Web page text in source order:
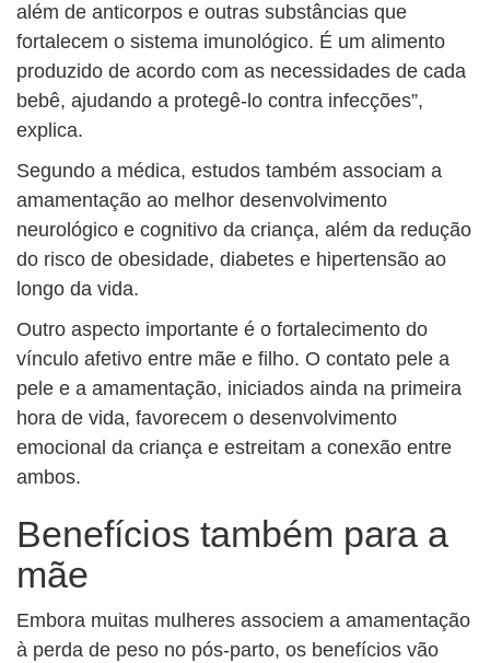
além de anticorpos e outras substâncias que
fortalecem o sistema imunológico. É um alimento
produzido de acordo com as necessidades de cada
bebê, ajudando a protegê-lo contra infecções”,
explica.
Segundo a médica, estudos também associam a
amamentação ao melhor desenvolvimento
neurológico e cognitivo da criança, além da redução
do risco de obesidade, diabetes e hipertensão ao
longo da vida.
Outro aspecto importante é o fortalecimento do
vínculo afetivo entre mãe e filho. O contato pele a
pele e a amamentação, iniciados ainda na primeira
hora de vida, favorecem o desenvolvimento
emocional da criança e estreitam a conexão entre
ambos.
Benefícios também para a
mãe
Embora muitas mulheres associem a amamentação
à perda de peso no pós-parto, os benefícios vão